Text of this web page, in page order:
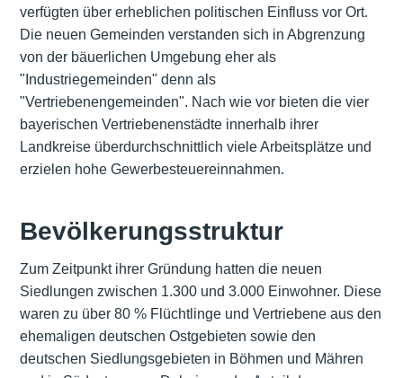
verfügten über erheblichen politischen Einfluss vor Ort.
Die neuen Gemeinden verstanden sich in Abgrenzung
von der bäuerlichen Umgebung eher als
"Industriegemeinden" denn als
"Vertriebenengemeinden". Nach wie vor bieten die vier
bayerischen Vertriebenenstädte innerhalb ihrer
Landkreise überdurchschnittlich viele Arbeitsplätze und
erzielen hohe Gewerbesteuereinnahmen.
Bevölkerungsstruktur
Zum Zeitpunkt ihrer Gründung hatten die neuen
Siedlungen zwischen 1.300 und 3.000 Einwohner. Diese
waren zu über 80 % Flüchtlinge und Vertriebene aus den
ehemaligen deutschen Ostgebieten sowie den
deutschen Siedlungsgebieten in Böhmen und Mähren